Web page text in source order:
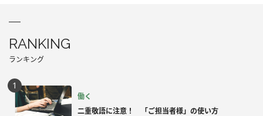
RANKING
ランキング
働く
二重敬語に注意！ 「ご担当者様」の使い方